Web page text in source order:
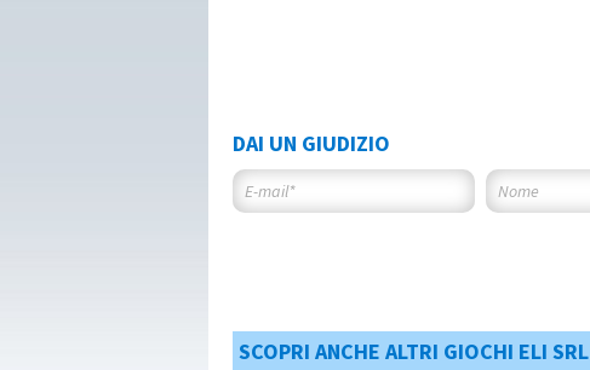
DAI UN GIUDIZIO
SCOPRI ANCHE ALTRI GIOCHI ELI SRL